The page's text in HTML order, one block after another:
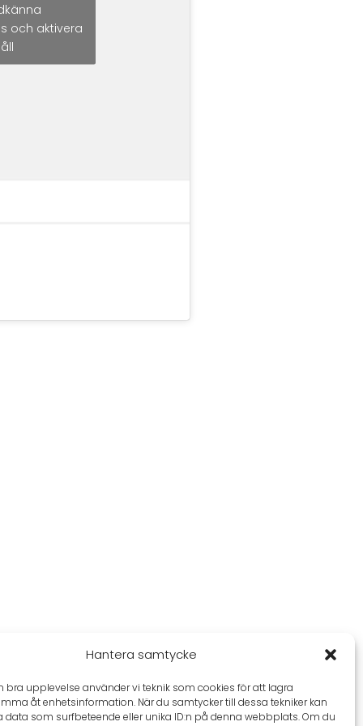
Hantera samtycke
bra upplevelse använder vi teknik som cookies för att lagra
åt enhetsinformation. När du samtycker till dessa tekniker kan
data som surfbeteende eller unika ID:n på denna webbplats. Om du
och aktivera